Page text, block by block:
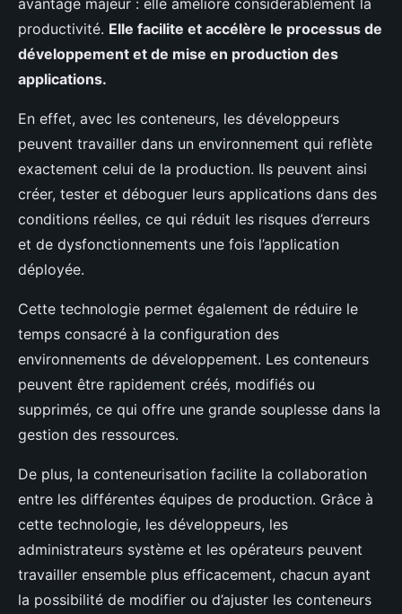
productivité. Elle facilite et accélère le processus de
développement et de mise en production des
applications.
En effet, avec les conteneurs, les développeurs
peuvent travailler dans un environnement qui reflète
exactement celui de la production. Ils peuvent ainsi
créer, tester et déboguer leurs applications dans des
conditions réelles, ce qui réduit les risques d’erreurs
et de dysfonctionnements une fois l’application
déployée.
Cette technologie permet également de réduire le
temps consacré à la configuration des
environnements de développement. Les conteneurs
peuvent être rapidement créés, modifiés ou
supprimés, ce qui offre une grande souplesse dans la
gestion des ressources.
De plus, la conteneurisation facilite la collaboration
entre les différentes équipes de production. Grâce à
cette technologie, les développeurs, les
administrateurs système et les opérateurs peuvent
travailler ensemble plus efficacement, chacun ayant
la possibilité de modifier ou d’ajuster les conteneurs